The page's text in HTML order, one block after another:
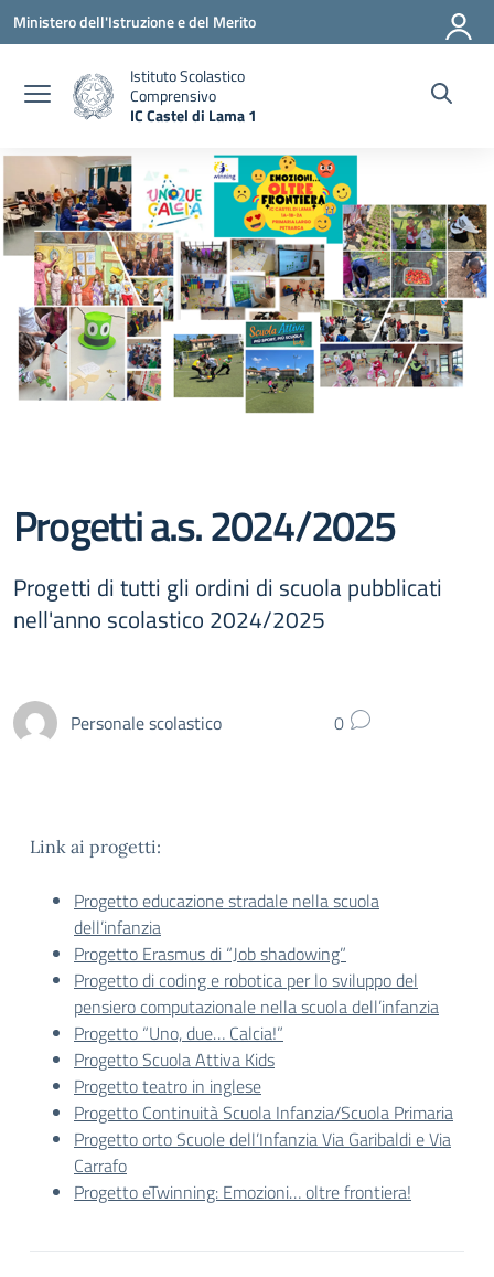
Vai ai contenuti
Vai al menu di navigazione
Vai al footer
Ministero dell'Istruzione e del Merito
Istituto Scolastico
Comprensivo
IC Castel di Lama 1
Progetti a.s. 2024/2025
Progetti di tutti gli ordini di scuola pubblicati
nell'anno scolastico 2024/2025
Personale scolastico 0
Link ai progetti:
Progetto educazione stradale nella scuola
dell’infanzia
Progetto Erasmus di “Job shadowing”
Progetto di coding e robotica per lo sviluppo del
pensiero computazionale nella scuola dell’infanzia
Progetto “Uno, due… Calcia!”
Progetto Scuola Attiva Kids
Progetto teatro in inglese
Progetto Continuità Scuola Infanzia/Scuola Primaria
Progetto orto Scuole dell’Infanzia Via Garibaldi e Via
Carrafo
Progetto eTwinning: Emozioni… oltre frontiera!